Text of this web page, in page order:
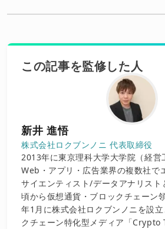
この記事を監修した人
新井 進悟
株式会社ロクブンノニ 代表取締役
2013年に東京理科大学大学院（経営
Web・アプリ・広告業界の複数社で
サイエンティスト/データアナリス
頃から仮想通貨・ブロックチェーン
年1月に株式会社ロクブンノニを設
クチェーン特化型メディア「Crypto